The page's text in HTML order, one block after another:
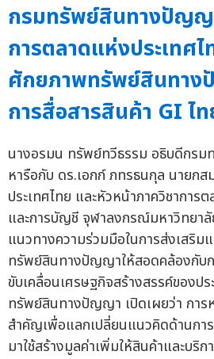
กรมทรัพย์สินทางปัญญ
การตลาดแห่งประเทศไ
ศักยภาพทรัพย์สินทาง
การสื่อสารสินค้า GI ไ
นางอรมน ทรัพย์ทวีธรรม อธิบดีกร
หารือกับ ดร.เอกก์ ภทรธนกุล นายก
ประเทศไทย และหัวหน้าภาควิชากา
และการบัญชี จุฬาลงกรณ์มหาวิทยา
แนวทางความร่วมมือในการส่งเสริ
ทรัพย์สินทางปัญญาให้สอดคล้องกับก
ขับเคลื่อนเศรษฐกิจสร้างสรรค์ของป
ทรัพย์สินทางปัญญา เปิดเผยว่า การ
สำคัญเพื่อแลกเปลี่ยนแนวคิดด้านก
มาใช้สร้างมูลค่าเพิ่มให้สินค้าและบริก